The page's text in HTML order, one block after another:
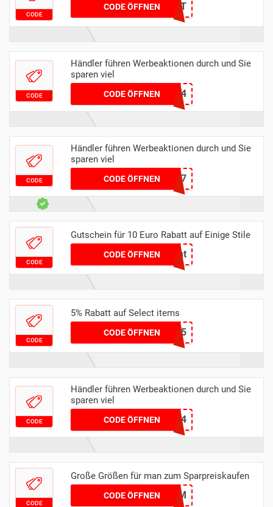
CODE
CODE ÖFFNENCARROT
CODE
Händler führen Werbeaktionen durch und Sie
sparen viel
CODE ÖFFNEN442FM24
CODE
Händler führen Werbeaktionen durch und Sie
sparen viel
CODE ÖFFNENOMEN17
CODE
Gutschein für 10 Euro Rabatt auf Einige Stile
CODE ÖFFNEN
VEGASdiscount
CODE
5% Rabatt auf Select items
CODE ÖFFNEN
EXTRASAVERS5
CODE
Händler führen Werbeaktionen durch und Sie
sparen viel
CODE ÖFFNEN
CLAYTSFM24
CODE
Große Größen für man zum Sparpreiskaufen
CODE ÖFFNENC8PL156M